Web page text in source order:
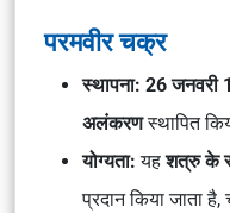
परमवीर चक्र
स्थापना: 26 जनवरी
अलंकरणस्थापित
योग्यता: यहशत्रु के
प्रदान किया जाता है,